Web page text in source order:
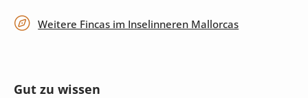
Weitere Fincas im Inselinneren Mallorcas
Gut zu wissen